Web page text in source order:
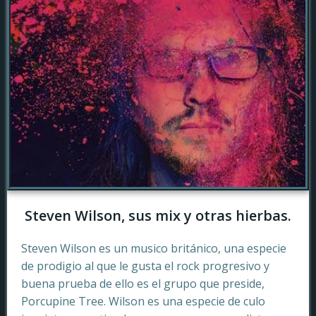
Steven Wilson, sus mix y otras hierbas.
Steven Wilson es un musico británico, una especie
de prodigio al que le gusta el rock progresivo y
buena prueba de ello es el grupo que preside,
Porcupine Tree. Wilson es una especie de culo